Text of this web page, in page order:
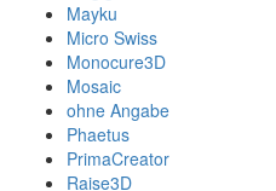
Mayku
Micro Swiss
Monocure3D
Mosaic
ohne Angabe
Phaetus
PrimaCreator
Raise3D